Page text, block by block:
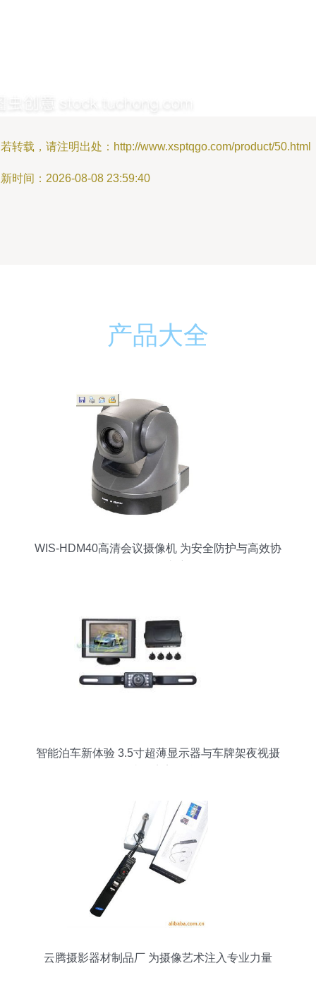
转载，请注明出处：http://www.xsptqgo.com/product/50.html
时间：2026-08-08 23:59:40
产品大全
WIS-HDM40高清会议摄像机 为安全防护与高效协
智能泊车新体验 3.5寸超薄显示器与车牌架夜视摄
云腾摄影器材制品厂 为摄像艺术注入专业力量